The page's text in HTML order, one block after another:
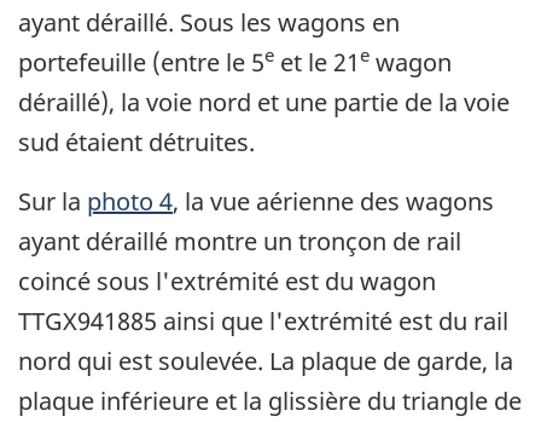
ayant déraillé. Sous les wagons en
portefeuille (entre le 5e et le 21 e wagon
déraillé), la voie nord et une partie de la voie
sud étaient détruites.
Sur la photo 4, la vue aérienne des wagons
ayant déraillé montre un tronçon de rail
coincé sous l'extrémité est du wagon
TTGX941885 ainsi que l'extrémité est du rail
nord qui est soulevée. La plaque de garde, la
plaque inférieure et la glissière du triangle de